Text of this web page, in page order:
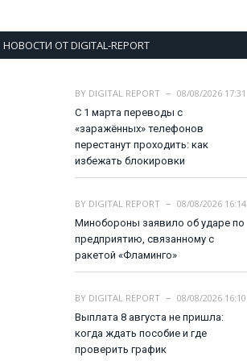
НОВОСТИ ОТ DIGITAL-REPORT
BY DIGITAL REPORT
08/08/2026 17:31
С 1 марта переводы с
«заражённых» телефонов
перестанут проходить: как
избежать блокировки
BY DIGITAL REPORT
08/08/2026 16:14
Минобороны заявило об ударе по
предприятию, связанному с
ракетой «Фламинго»
BY DIGITAL REPORT
08/08/2026 16:10
Выплата 8 августа не пришла:
когда ждать пособие и где
проверить график